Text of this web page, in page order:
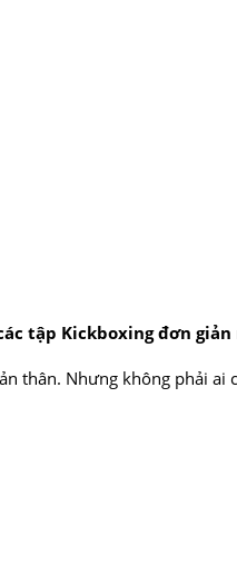
tập Kickboxing đơn
thân. Nhưng không phải ai